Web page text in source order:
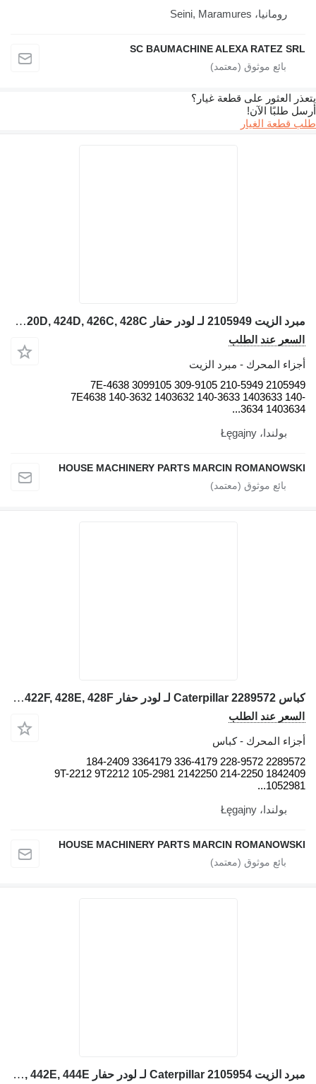
رومانيا، Seini, Maramures
SC BAUMACHINE ALEXA RATEZ SRL
يتعذر العثور على قطعة غيار؟
أرسل طلبًا الآن!
طلب قطعة الغيار
مبرد الزيت 2105949 لـ لودر حفار Caterpillar 416C, 426C, 428C, 436C, 438C 416C, 416D, 420D, 424D, 426C, 428C
السعر عند الطلب
أجزاء المحرك - مبرد الزيت
2105949 210-5949 309-9105 3099105 7E-4638
7E4638 140-3632 1403632 140-3633 1403633 140-
3634 1403634...
بولندا، Łęgajny
HOUSE MACHINERY PARTS MARCIN ROMANOWSKI
كباس Caterpillar 2289572 لـ لودر حفار Caterpillar 416D, 424D, 428D, 432D, 438D, 442D 430D 422E, 422F, 428E, 428F
السعر عند الطلب
أجزاء المحرك - كباس
2289572 228-9572 336-4179 3364179 184-2409
1842409 214-2250 2142250 9T-2212 9T2212 105-2981
1052981...
بولندا، Łęgajny
HOUSE MACHINERY PARTS MARCIN ROMANOWSKI
مبرد الزيت Caterpillar 2105954 لـ لودر حفار Caterpillar 414E, 416E, 420E, 422E, 428E, 430E, 432E, 434E, 442E, 444E